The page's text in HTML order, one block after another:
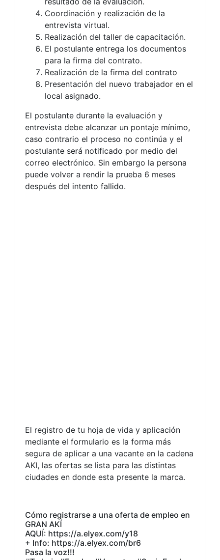
Coordinación y realización de la
entrevista virtual.
Realización del taller de capacitación.
El postulante entrega los documentos
para la firma del contrato.
Realización de la firma del contrato
Presentación del nuevo trabajador en el
local asignado.
El postulante durante la evaluación y
entrevista debe alcanzar un pontaje mínimo,
caso contrario el proceso no continúa y el
postulante será notificado por medio del
correo electrónico. Sin embargo la persona
puede volver a rendir la prueba 6 meses
después del intento fallido.
El registro de tu hoja de vida y aplicación
mediante el formulario es la forma más
segura de aplicar a una vacante en la cadena
AKI, las ofertas se lista para las distintas
ciudades en donde esta presente la marca.
Cómo registrarse a una oferta de empleo en
GRAN AKÍ
AQUÍ: https://a.elyex.com/y18
+ Info: https://a.elyex.com/br6
Pasa la voz!!!